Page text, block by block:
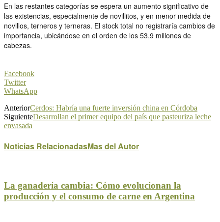
En las restantes categorías se espera un aumento significativo de
las existencias, especialmente de novillitos, y en menor medida de
novillos, terneros y terneras. El stock total no registraría cambios de
importancia, ubicándose en el orden de los 53,9 millones de
cabezas.
Facebook
Twitter
WhatsApp
AnteriorCerdos: Habría una fuerte inversión china en Córdoba
SiguienteDesarrollan el primer equipo del país que pasteuriza leche
envasada
Noticias RelacionadasMas del Autor
La ganadería cambia: Cómo evolucionan la
producción y el consumo de carne en Argentina